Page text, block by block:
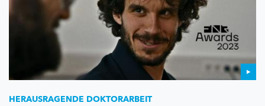
HERAUSRAGENDE DOKTORARBEIT